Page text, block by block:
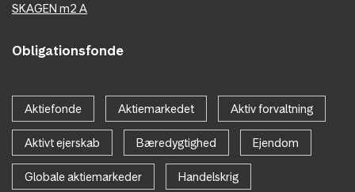
SKAGEN m2 A
Obligationsfonde
Aktiefonde Aktiemarkedet Aktiv forvaltning
Aktivt ejerskab Bæredygtighed Ejendom
Globale aktiemarkeder Handelskrig